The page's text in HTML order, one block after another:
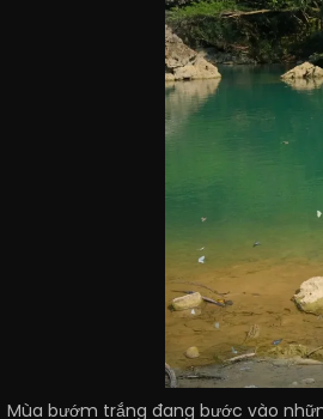
Mùa bướm trắng đang bước vào